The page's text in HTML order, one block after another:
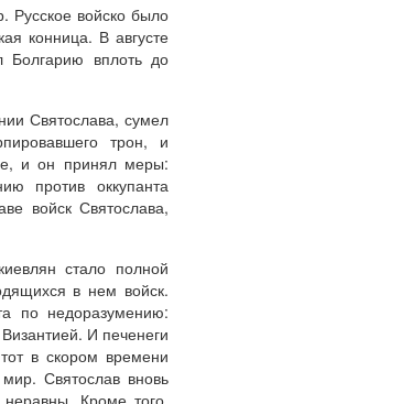
Русское войско было
конница. В августе
Болгарию вплоть до
Святослава, сумел
трон, и
и он принял меры:
против оккупанта
войск Святослава,
стало полной
в нем войск.
по недоразумению:
И печенеги
в скором времени
Святослав вновь
Кроме того,